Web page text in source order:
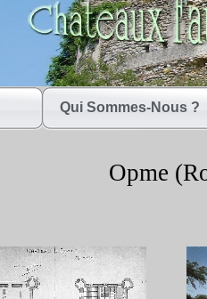
Qui Sommes-Nous ?
Opme